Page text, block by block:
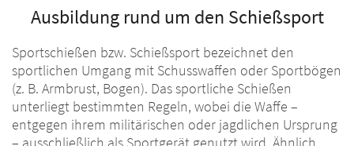
Ausbildung rund um den Schießsport
Sportschießen bzw. Schießsport bezeichnet den
sportlichen Umgang mit Schusswaffen oder Sportbögen
(z. B. Armbrust, Bogen). Das sportliche Schießen
unterliegt bestimmten Regeln, wobei die Waffe –
entgegen ihrem militärischen oder jagdlichen Ursprung
– ausschließlich als Sportgerät genutzt wird. Ähnlich